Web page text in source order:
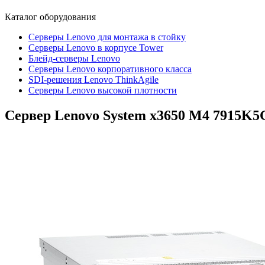
Каталог оборудования
Серверы Lenovo для монтажа в стойку
Серверы Lenovo в корпусе Tower
Блейд-серверы Lenovo
Cерверы Lenovo корпоративного класса
SDI-решения Lenovo ThinkAgile
Серверы Lenovo высокой плотности
Сервер Lenovo System x3650 M4